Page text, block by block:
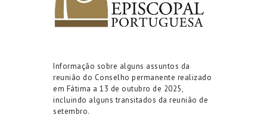
Informação sobre alguns assuntos da
reunião do Conselho permanente realizado
em Fátima a 13 de outubro de 2025,
incluindo alguns transitados da reunião de
setembro.